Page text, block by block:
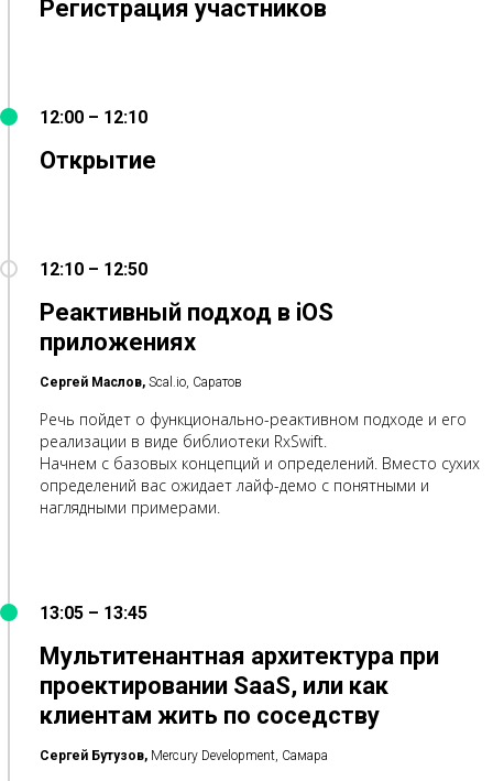
Регистрация участников
12:00 – 12:10
Открытие
12:10 – 12:50
Реактивный подход в iOS
приложениях
Сергей Маслов, Scal.io, Саратов
Речь пойдет о функционально-реактивном подходе и его
реализации в виде библиотеки RxSwift.
Начнем с базовых концепций и определений. Вместо сухих
определений вас ожидает лайф-демо с понятными и
наглядными примерами.
13:05 – 13:45
Мультитенантная архитектура при
проектировании SaaS, или как
клиентам жить по соседству
Сергей Бутузов, Mercury Development, Самара